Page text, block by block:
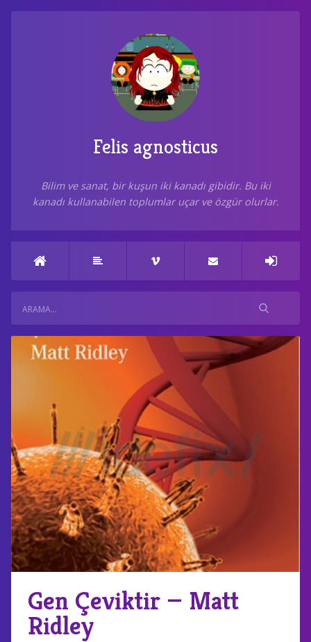
Felis agnosticus
Bilim ve sanat, bir kuşun iki kanadı gibidir. Bu iki
kanadı kullanabilen toplumlar uçar ve özgür olurlar.
Gen Çeviktir — Matt
Ridley